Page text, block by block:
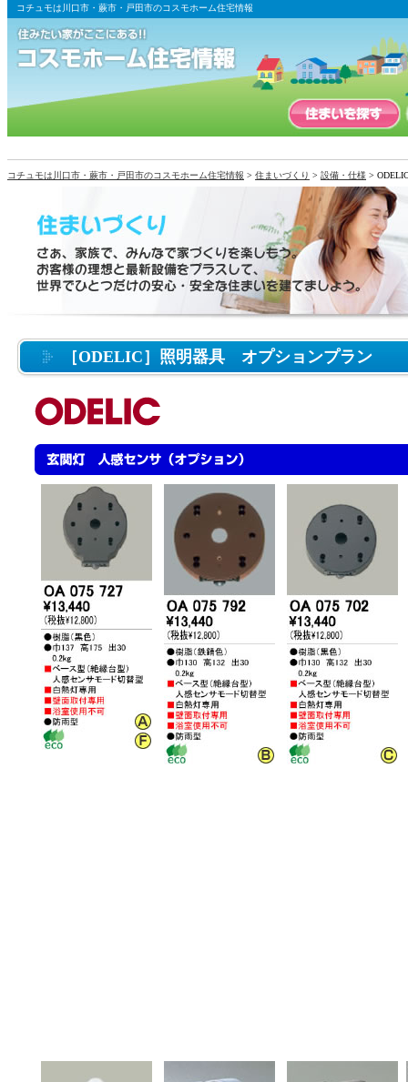
コチュモは川口市・蕨市・戸田市のコスモホーム住宅情報
コチュモは川口市・蕨市・戸田市のコスモホーム住宅情報 > 住まいづくり > 設備・仕様 >
［ODELIC］照明器具 オプションプラン